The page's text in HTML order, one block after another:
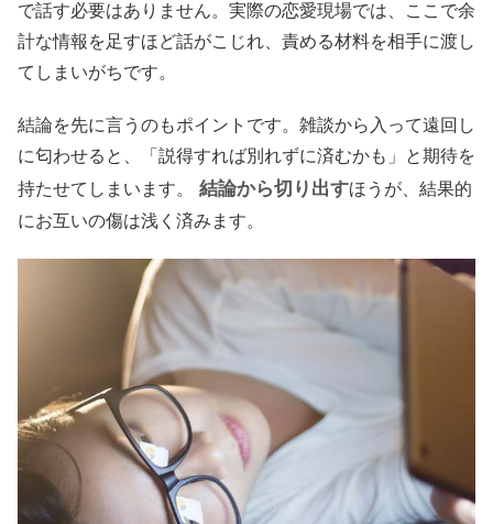
で話す必要はありません。実際の恋愛現場では、ここで余
計な情報を足すほど話がこじれ、責める材料を相手に渡し
てしまいがちです。
結論を先に言うのもポイントです。雑談から入って遠回し
に匂わせると、「説得すれば別れずに済むかも」と期待を
持たせてしまいます。
結論から切り出すほうが、結果的
にお互いの傷は浅く済みます。